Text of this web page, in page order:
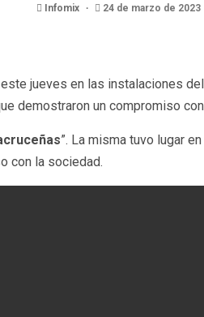
Infomix 24 de marzo de 2023
jueves en las instalaciones
demostraron un compromiso
”. La misma tuvo lugar
con la sociedad.